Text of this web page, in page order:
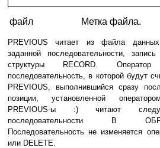
файл Метка файла.
PREVIOUS читает из файла
заданной последовательности,
структуры RECORD.
последовательность, в которой будут
PREVIOUS, выполнившийся сразу
позиции, установленной
PREVIOUS-ы :) читают
последовательности В
Последовательность не изменяется
или DELETE.